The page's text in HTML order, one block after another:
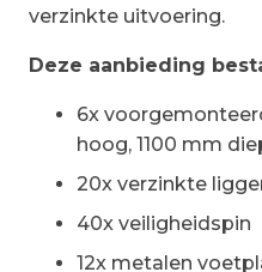
verzinkte uitvoering.
Deze aanbieding
6x
hoog, 1100 mm
20x verzinkte
40x veiligheidspin
12x metalen